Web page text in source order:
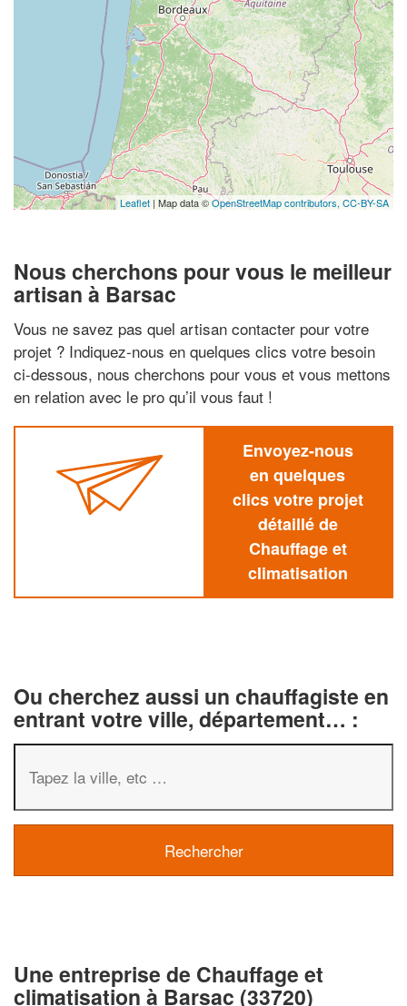
Leaflet | Map data ©OpenStreetMap contributors, CC-BY-SA
Nous cherchons pour vous le meilleur
artisan à Barsac
Vous ne savez pas quel artisan contacter pour votre
projet ? Indiquez-nous en quelques clics votre besoin
ci-dessous, nous cherchons pour vous et vous mettons
en relation avec le pro qu’il vous faut !
Envoyez-nous
en quelques
clics votre projet
détaillé de
Chauffage et
climatisation
Ou cherchez aussi un chauffagiste en
entrant votre ville, département… :
Une entreprise de Chauffage et
climatisation à Barsac (33720)
Augmentez votrechiffre
vosmargestout en gagnant de